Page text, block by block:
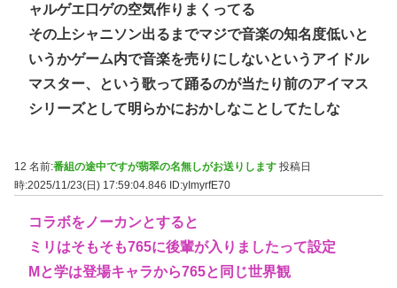
ャルゲエ口ゲの空気作りまくってる
その上シャニソン出るまでマジで音楽の知名度低いと
いうかゲーム内で音楽を売りにしないというアイドル
マスター、という歌って踊るのが当たり前のアイマス
シリーズとして明らかにおかしなことしてたしな
12 名前:番組の途中ですが翡翠の名無しがお送りします 投稿日
時:2025/11/23(日) 17:59:04.846
ID:yImyrfE70
コラボをノーカンとすると
ミリはそもそも765に後輩が入りましたって設定
Mと学は登場キャラから765と同じ世界観